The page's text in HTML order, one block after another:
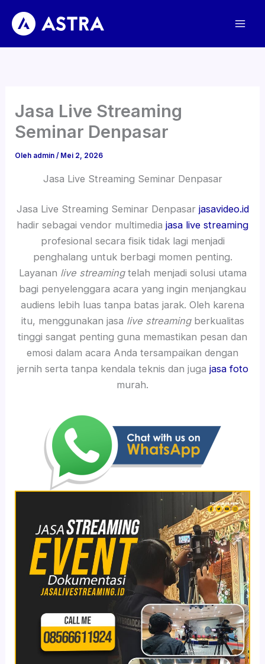
konten
Jasa Live Streaming
Seminar Denpasar
Oleh admin/ Mei 2, 2026
Jasa Live Streaming Seminar Denpasar
Jasa Live Streaming Seminar Denpasarjasavideo.id
hadir sebagai vendor multimedia jasa live streaming
profesional secara fisik tidak lagi menjadi
penghalang untuk berbagi momen penting.
Layanan live streamingtelah menjadi solusi utama
bagi penyelenggara acara yang ingin menjangkau
audiens lebih luas tanpa batas jarak. Oleh karena
itu, menggunakan jasa live streamingberkualitas
tinggi sangat penting guna memastikan pesan dan
emosi dalam acara Anda tersampaikan dengan
jernih serta tanpa kendala teknis dan juga jasa foto
murah.